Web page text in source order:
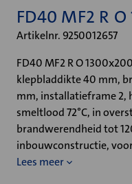
FD40 MF2 R
Artikelnr. 9250012657
FD40 MF2 R O
klepbladdikte 40 mm,
mm, installatieframe 2,
smeltlood 72°C, in
brandwerendheid tot
inbouwconstructie,
Lees meer